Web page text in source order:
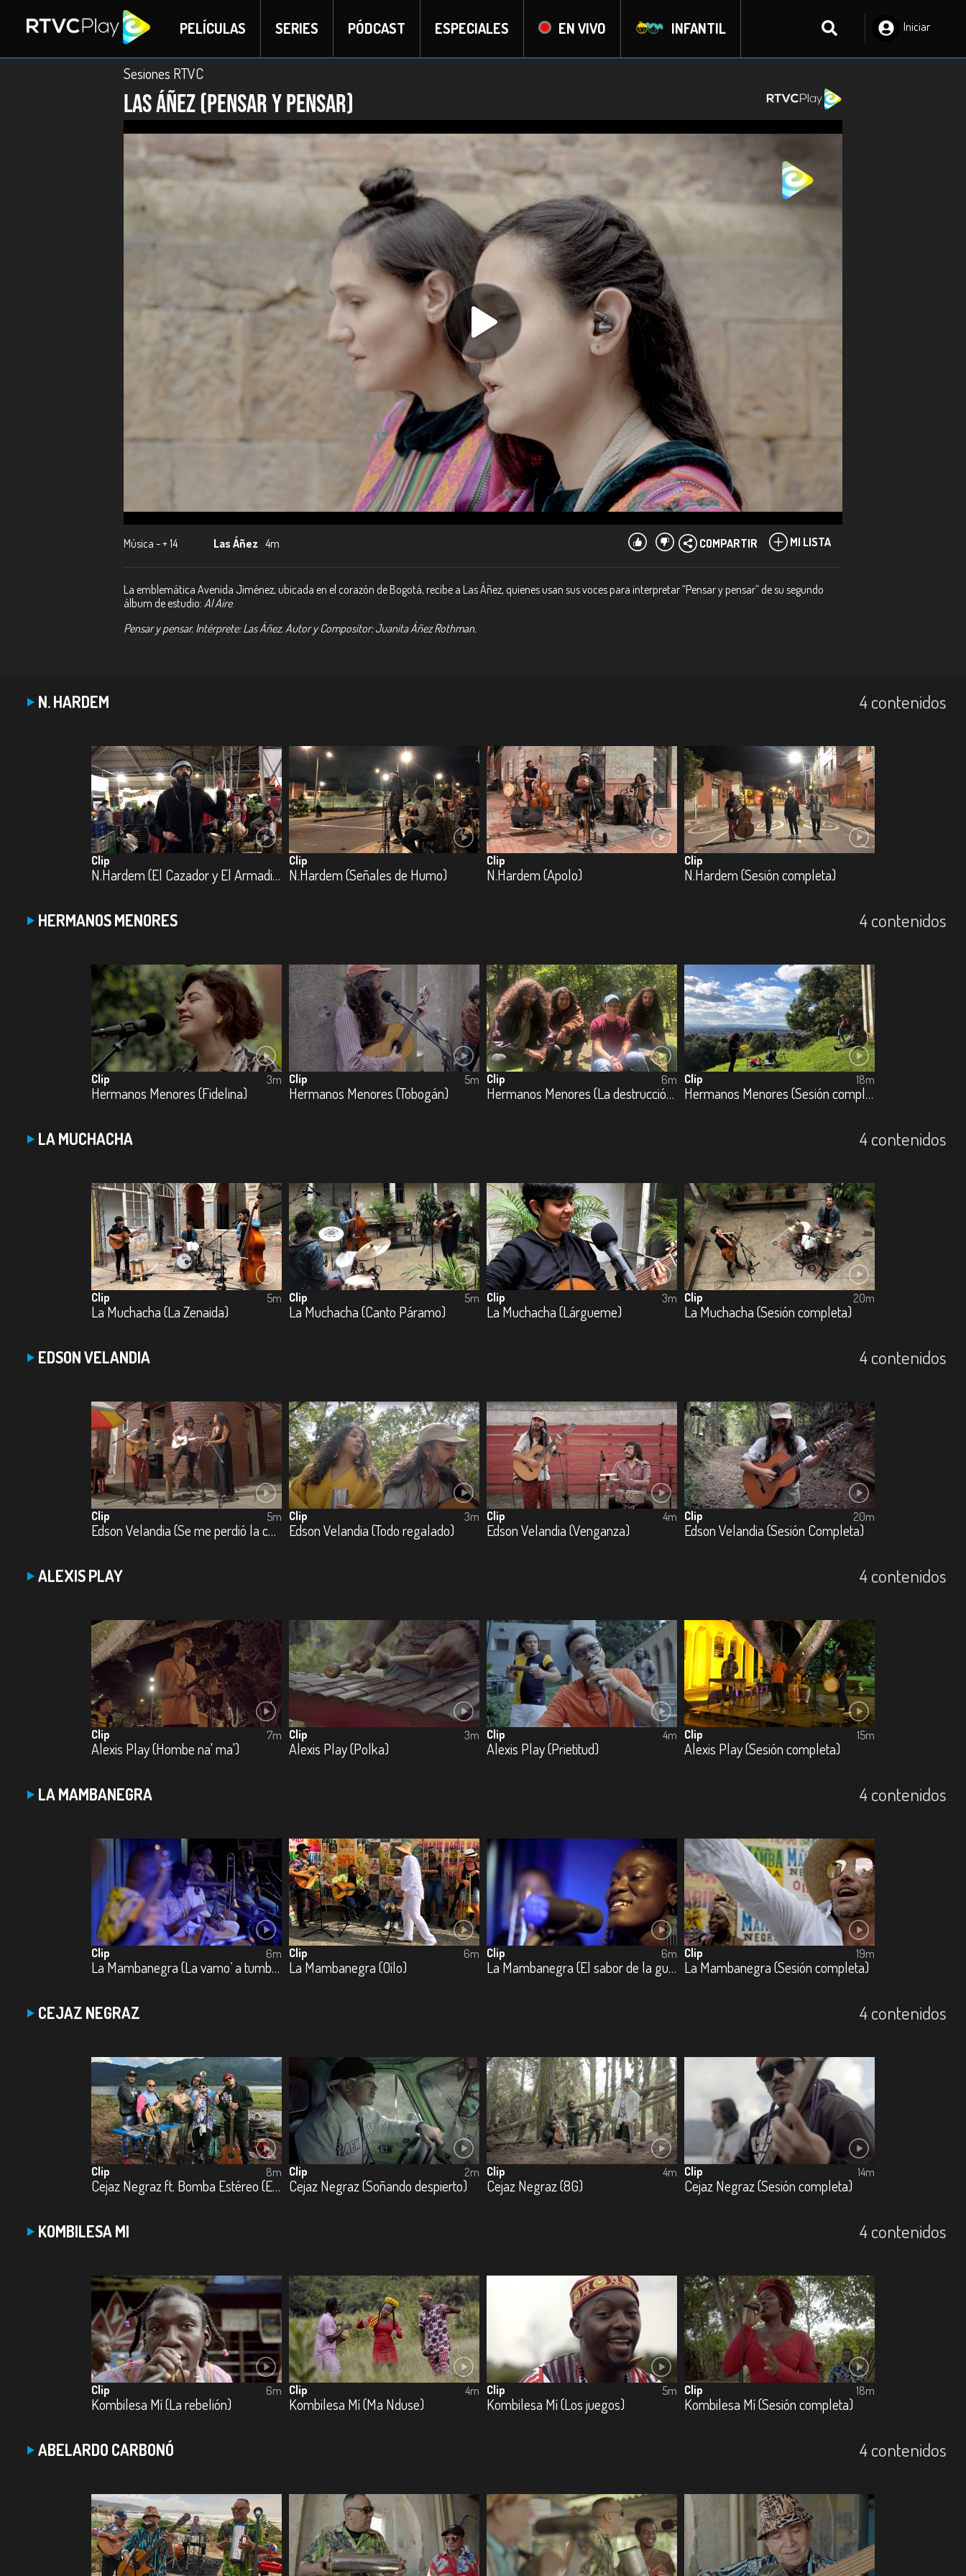
PELÍCULAS SERIES PÓDCAST ESPECIALES EN VIVO INFANTIL
Iniciar
Sesiones RTVC
Las Áñez (Pensar y pensar)
Música - + 14 Las Áñez 4m MI LISTA
COMPARTIR
La emblemática Avenida Jiménez, ubicada en el corazón de Bogotá, recibe a Las Áñez, quienes usan sus voces para interpretar “Pensar y pensar” de su segundo
álbum de estudio: Al Aire.
Pensar y pensar. Intérprete: Las Áñez. Autor y Compositor: Juanita Áñez Rothman.
N. HARDEM 4 contenidos
Clip
N.Hardem (El Cazador y El Armadillo)
Clip
N.Hardem (Señales de Humo)
Clip
N.Hardem (Apolo)
Clip
N.Hardem (Sesión completa)
HERMANOS MENORES 4 contenidos
Clip
Hermanos Menores (Fidelina)
3m Clip
Hermanos Menores (Tobogán)
5m Clip
Hermanos Menores (La destrucción paulatina de las cosas bellas)
6m Clip
Hermanos Menores (Sesión completa)
18m
LA MUCHACHA 4 contenidos
Clip
La Muchacha (La Zenaida)
5m Clip
La Muchacha (Canto Páramo)
5m Clip
La Muchacha (Lárgueme)
3m Clip
La Muchacha (Sesión completa)
20m
EDSON VELANDIA 4 contenidos
Clip
Edson Velandia (Se me perdió la cadenita)
5m Clip
Edson Velandia (Todo regalado)
3m Clip
Edson Velandia (Venganza)
4m Clip
Edson Velandia (Sesión Completa)
20m
ALEXIS PLAY 4 contenidos
Clip
Alexis Play (Hombe na' ma')
7m Clip
Alexis Play (Polka)
3m Clip
Alexis Play (Prietitud)
4m Clip
Alexis Play (Sesión completa)
15m
LA MAMBANEGRA 4 contenidos
Clip
La Mambanegra (La vamo’ a tumbá)
6m Clip
La Mambanegra (Oílo)
6m Clip
La Mambanegra (El sabor de la guayaba)
6m Clip
La Mambanegra (Sesión completa)
19m
CEJAZ NEGRAZ 4 contenidos
Clip
Cejaz Negraz ft. Bomba Estéreo (El Preso)
8m Clip
Cejaz Negraz (Soñando despierto)
2m Clip
Cejaz Negraz (8G)
4m Clip
Cejaz Negraz (Sesión completa)
14m
KOMBILESA MI 4 contenidos
Clip
Kombilesa Mí (La rebelión)
6m Clip
Kombilesa Mí (Ma Nduse)
4m Clip
Kombilesa Mí (Los juegos)
5m Clip
Kombilesa Mí (Sesión completa)
18m
ABELARDO CARBONÓ 4 contenidos